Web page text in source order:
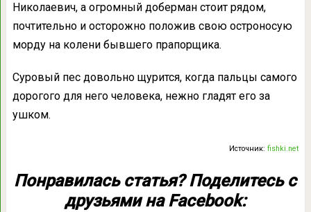
Николаевич, а огромный доберман стоит рядом,
почтительно и осторожно положив свою остроносую
морду на колени бывшего прапорщика.
Суровый пес довольно щурится, когда пальцы самого
дорогого для него человека, нежно гладят его за
ушком.
Источник:fishki.net
Понравилась статья? Поделитесь с
друзьями на Facebook: